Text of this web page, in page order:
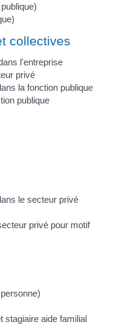
collectives
l'entreprise
privé
la fonction publique
publique
le secteur privé
privé pour motif
stagiaire aide familial